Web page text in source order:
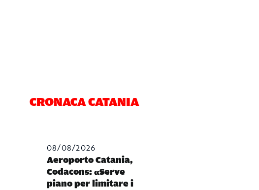
CRONACA CATANIA
08/08/2026
Aeroporto Catania,
Codacons: «Serve
piano per limitare i